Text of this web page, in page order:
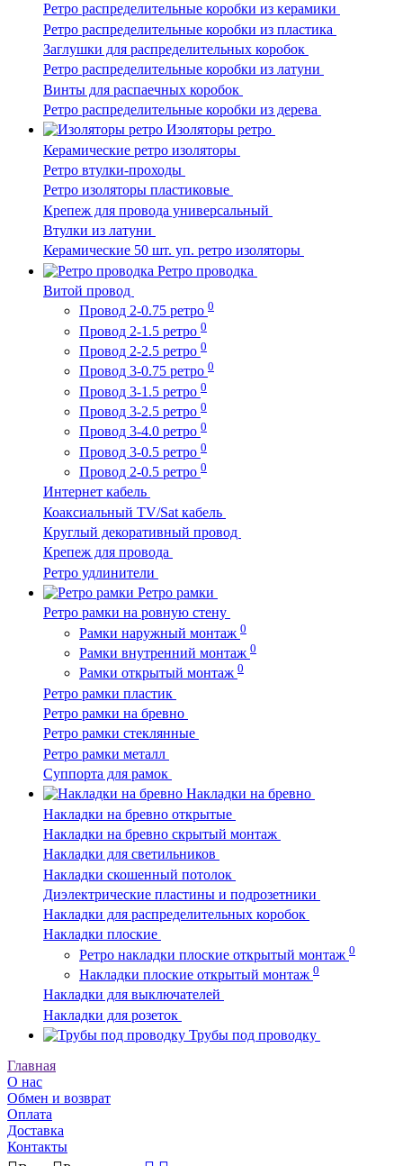
Ретро распределительные коробки из керамики
Ретро распределительные коробки из пластика
Заглушки для распределительных коробок
Ретро распределительные коробки из латуни
Винты для распаечных коробок
Ретро распределительные коробки из дерева
Изоляторы ретро
Керамические ретро изоляторы
Ретро втулки-проходы
Ретро изоляторы пластиковые
Крепеж для провода универсальный
Втулки из латуни
Керамические 50 шт. уп. ретро изоляторы
Ретро проводка
Витой провод
Провод 2-0.75 ретро 0
Провод 2-1.5 ретро 0
Провод 2-2.5 ретро 0
Провод 3-0.75 ретро 0
Провод 3-1.5 ретро 0
Провод 3-2.5 ретро 0
Провод 3-4.0 ретро 0
Провод 3-0.5 ретро 0
Провод 2-0.5 ретро 0
Интернет кабель
Коаксиальный TV/Sat кабель
Круглый декоративный провод
Крепеж для провода
Ретро удлинители
Ретро рамки
Ретро рамки на ровную стену
Рамки наружный монтаж 0
Рамки внутренний монтаж 0
Рамки открытый монтаж 0
Ретро рамки пластик
Ретро рамки на бревно
Ретро рамки стеклянные
Ретро рамки металл
Суппорта для рамок
Накладки на бревно
Накладки на бревно открытые
Накладки на бревно скрытый монтаж
Накладки для светильников
Накладки скошенный потолок
Диэлектрические пластины и подрозетники
Накладки для распределительных коробок
Накладки плоские
Ретро накладки плоские открытый монтаж 0
Накладки плоские открытый монтаж 0
Накладки для выключателей
Накладки для розеток
Трубы под проводку
Главная
О нас
Обмен и возврат
Оплата
Доставка
Контакты